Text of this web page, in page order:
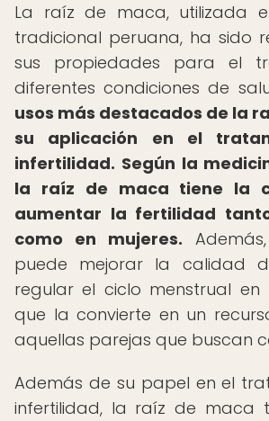
La raíz de maca, utilizada
tradicional peruana, ha sido
sus propiedades para el
diferentes condiciones de
usos más destacados de la
su aplicación en el
infertilidad. Según la
la raíz de maca tiene la
aumentar la fertilidad
como en mujeres.
puede mejorar la calidad
regular el ciclo menstrual en
que la convierte en un
aquellas parejas que buscan
Además de su papel en el
infertilidad, la raíz de maca